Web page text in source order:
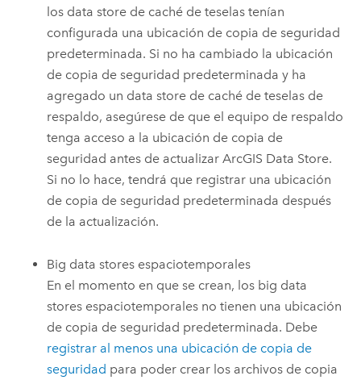
los data store de caché de teselas tenían
configurada una ubicación de copia de seguridad
predeterminada. Si no ha cambiado la ubicación
de copia de seguridad predeterminada y ha
agregado un data store de caché de teselas de
respaldo, asegúrese de que el equipo de respaldo
tenga acceso a la ubicación de copia de
seguridad antes de actualizarArcGIS Data Store.
Si no lo hace, tendrá que registrar una ubicación
de copia de seguridad predeterminada después
de la actualización.
Big data stores espaciotemporales
En el momento en que se crean, los big data
stores espaciotemporales no tienen una ubicación
de copia de seguridad predeterminada. Debe
registrar al menos una ubicación de copia de
seguridad para poder crear los archivos de copia